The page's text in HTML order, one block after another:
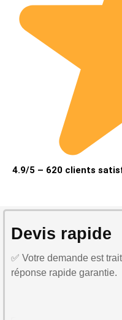
4.9/5 – 620 clients
Devis rapide
✅ Votre demande est
réponse rapide garantie.